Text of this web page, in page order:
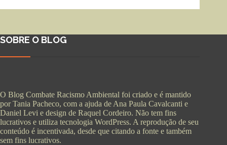
SOBRE O BLOG
O Blog Combate Racismo Ambiental foi criado e é mantido
por Tania Pacheco, com a ajuda de Ana Paula Cavalcanti e
Daniel Levi e design de Raquel Cordeiro. Não tem fins
lucrativos e utiliza tecnologia WordPress. A reprodução de seu
conteúdo é incentivada, desde que citando a fonte e também
sem fins lucrativos.